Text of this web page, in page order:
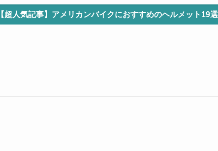
【超人気記事】アメリカンバイクにおすすめのヘルメット19選